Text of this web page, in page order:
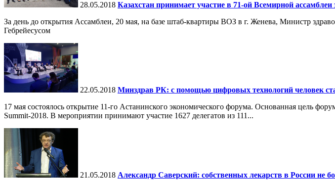
28.05.2018 Казахстан принимает участие в 71-ой Всемирной
За день до открытия Ассамблеи, 20 мая, на базе штаб-квартиры ВОЗ в г. Женева, Министр
Гебрейесусом
22.05.2018 Минздрав РК: с помощью цифровых технологий человек
17 мая состоялось открытие 11-го Астанинского экономического форума. Основанная цель
Summit-2018. В мероприятии принимают участие 1627 делегатов из 111...
21.05.2018 Александр Саверский: собственных лекарств в России не